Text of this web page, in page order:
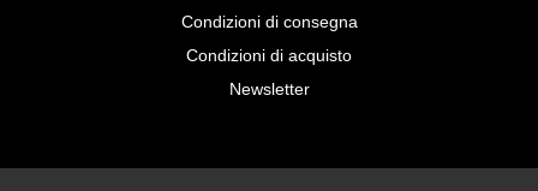
Condizioni di consegna
Condizioni di acquisto
Newsletter